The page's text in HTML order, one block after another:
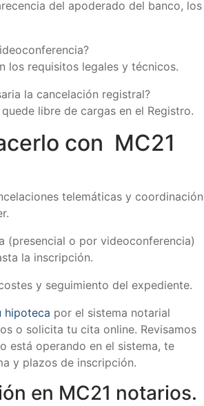
del apoderado del banco, los
los requisitos legales y técnicos.
la cancelación registral?
libre de cargas en el Registro.
con MC21
telemáticas y coordinación
(presencial o por videoconferencia)
la inscripción.
y seguimiento del expediente.
hipoteca por el sistema notarial
o solicita tu cita online. Revisamos
está operando en el sistema, te
y plazos de inscripción.
en MC21 notarios.